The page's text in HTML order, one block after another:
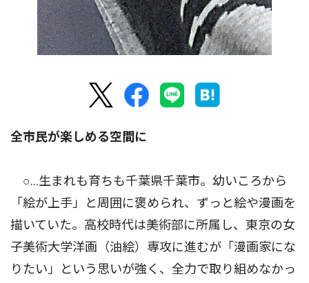
全市民が楽しめる空間に
○…生まれも育ちも千葉県千葉市。幼いころから
「絵が上手」と周囲に褒められ、ずっと絵や漫画を
描いていた。高校時代は美術部に所属し、東京の女
子美術大学洋画（油絵）専攻に進むが「漫画家にな
りたい」という思いが強く、全力で取り組めなかっ